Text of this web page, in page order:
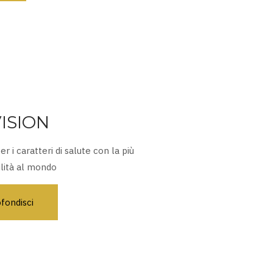
i caratteri di salute con la più
al mondo